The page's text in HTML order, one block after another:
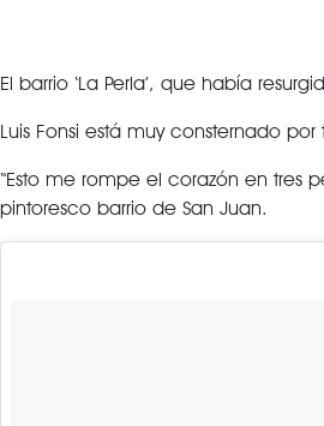
El barrio ‘La Perla’, que había
Luis Fonsi está muy consternado
“Esto me rompe el corazón en tres
pintoresco barrio de San Juan.